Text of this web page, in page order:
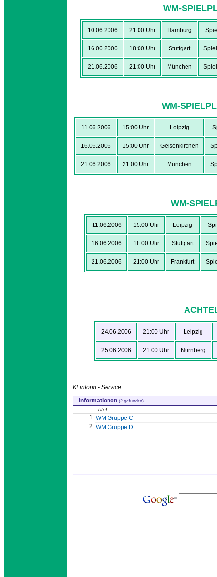
WM-
10.06.2006 21:00 Uhr Hamburg
16.06.2006 18:00 Uhr Stuttgart
21.06.2006 21:00 Uhr München
WM-
11.06.2006 15:00 Uhr Leipzig
16.06.2006 15:00 Uhr Gelsenkirchen
21.06.2006 21:00 Uhr München
WM-
11.06.2006 15:00 Uhr Leipzig
16.06.2006 18:00 Uhr Stuttgart
21.06.2006 21:00 Uhr Frankfurt
24.06.2006 21:00 Uhr Leipzig
25.06.2006 21:00 Uhr Nürnberg
KLinform - Service
Informationen (2 gefunden)
Titel
1.
WM Gruppe C
2. WM Gruppe D